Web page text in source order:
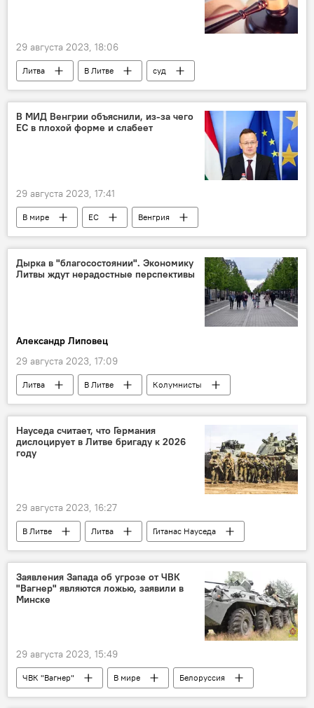
29 августа 2023, 18:06
Литва В Литве
суд
Россия
Дело "13 января"
события 13 января 1991 года в Вильнюсе
В МИД Венгрии объяснили, из-за чего
ЕС в плохой форме и слабеет
29 августа 2023, 17:41
В мире ЕС
Венгрия
Украина
Петер Сийярто
Дырка в "благосостоянии". Экономику
Литвы ждут нерадостные перспективы
Александр Липовец
29 августа 2023, 17:09
Литва В Литве
Колумнисты
Экономика
бюджет
Науседа считает, что Германия
дислоцирует в Литве бригаду к 2026
году
29 августа 2023, 16:27
В Литве Литва
Гитанас Науседа
Германия
Заявления Запада об угрозе от ЧВК
"Вагнер" являются ложью, заявили в
Минске
29 августа 2023, 15:49
ЧВК "Вагнер" В мире
Белоруссия
Минск
Запад Польша